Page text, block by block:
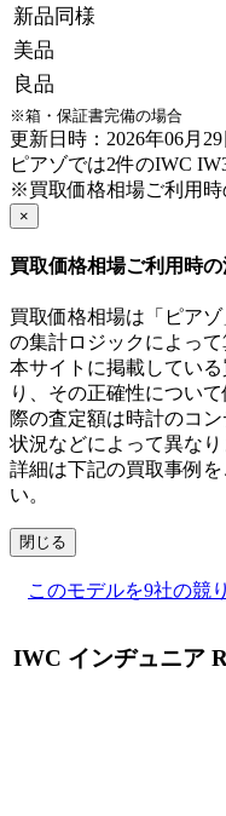
新品同様
美品
良品
※箱・保証書完備の場合
更新日時：2026年06月29
ピアゾでは2件のIWC
※買取価格相場ご利用時
×
買取価格相場ご利用時
買取価格相場は「ピア
の集計ロジックによって
本サイトに掲載してい
り、その正確性につい
際の査定額は時計のコ
状況などによって異なり
詳細は下記の買取事例
い。
閉じる
このモデルを9社の競
IWC インヂュニア